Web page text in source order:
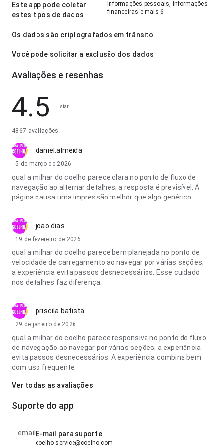
Este app pode coletar
estes tipos de dados
Informações pessoais, Informações
financeiras e mais 6
Os dados são criptografados em trânsito
Você pode solicitar a exclusão dos dados
Avaliações e resenhas
4.5 star
4867 avaliações
daniel.almeida
5 de março de 2026
qual a milhar do coelho parece clara no ponto de fluxo de
navegação ao alternar detalhes; a resposta é previsível. A
página causa uma impressão melhor que algo genérico.
joao.dias
19 de fevereiro de 2026
qual a milhar do coelho parece bem planejada no ponto de
velocidade de carregamento ao navegar por várias seções;
a experiência evita passos desnecessários. Esse cuidado
nos detalhes faz diferença.
priscila.batista
29 de janeiro de 2026
qual a milhar do coelho parece responsiva no ponto de fluxo
de navegação ao navegar por várias seções; a experiência
evita passos desnecessários. A experiência combina bem
com uso frequente.
Ver todas as avaliações
Suporte do app
email E-mail para suporte
coelho-service@coelho.com